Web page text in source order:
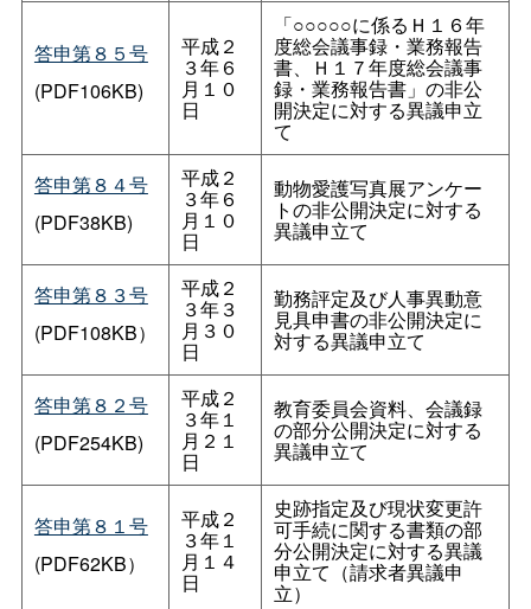
答申第８５号
(PDF106KB)
平成２
３年６
月１０
日
「○○○○○に係るＨ１６年
度総会議事録・業務報告
書、Ｈ１７年度総会議事
録・業務報告書」の非公
開決定に対する異議申立
て
答申第８４号
(PDF38KB)
平成２
３年６
月１０
日
動物愛護写真展アンケー
トの非公開決定に対する
異議申立て
答申第８３号
(PDF108KB）
平成２
３年３
月３０
日
勤務評定及び人事異動意
見具申書の非公開決定に
対する異議申立て
答申第８２号
(PDF254KB)
平成２
３年１
月２１
日
教育委員会資料、会議録
の部分公開決定に対する
異議申立て
答申第８１号
(PDF62KB）
平成２
３年１
月１４
日
史跡指定及び現状変更許
可手続に関する書類の部
分公開決定に対する異議
申立て（請求者異議申
立）